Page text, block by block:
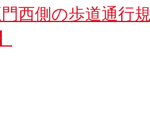
西側の歩道通行